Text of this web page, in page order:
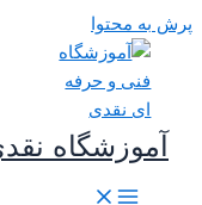
به محتوا
آموزشگاه نقدی